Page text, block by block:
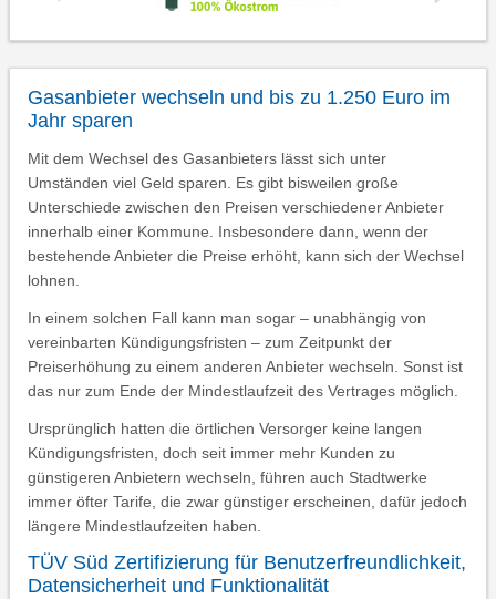
Gasanbieter wechseln und bis zu 1.250 Euro im
Jahr sparen
Mit dem Wechsel des Gasanbieters lässt sich unter
Umständen viel Geld sparen. Es gibt bisweilen große
Unterschiede zwischen den Preisen verschiedener Anbieter
innerhalb einer Kommune. Insbesondere dann, wenn der
bestehende Anbieter die Preise erhöht, kann sich der Wechsel
lohnen.
In einem solchen Fall kann man sogar – unabhängig von
vereinbarten Kündigungsfristen – zum Zeitpunkt der
Preiserhöhung zu einem anderen Anbieter wechseln. Sonst ist
das nur zum Ende der Mindestlaufzeit des Vertrages möglich.
Ursprünglich hatten die örtlichen Versorger keine langen
Kündigungsfristen, doch seit immer mehr Kunden zu
günstigeren Anbietern wechseln, führen auch Stadtwerke
immer öfter Tarife, die zwar günstiger erscheinen, dafür jedoch
längere Mindestlaufzeiten haben.
TÜV Süd Zertifizierung für Benutzerfreundlichkeit,
Datensicherheit und Funktionalität